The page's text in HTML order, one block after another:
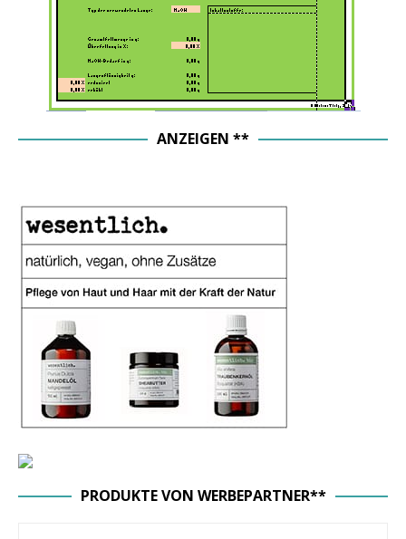
ANZEIGEN **
PRODUKTE VON WERBEPARTNER**